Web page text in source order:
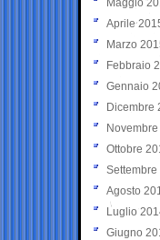
Maggio
Aprile
Marzo
Febbraio
Gennaio
Dicembre
Ottobre
Settembre
Agosto
Luglio
Giugno